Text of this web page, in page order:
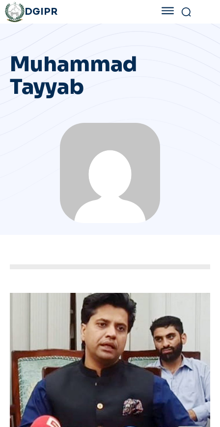
DGIPR
Muhammad
Tayyab